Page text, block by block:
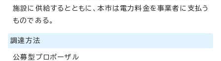
施設に供給するとともに、本市は電力料金を事業者に支払う
ものである。
調達方法
公募型プロポーザル